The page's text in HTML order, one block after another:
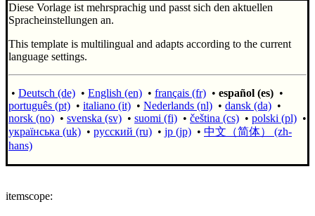
Diese Vorlage ist mehrsprachig und passt sich den aktuellen
Spracheinstellungen an.
This template is multilingual and adapts according to the current
language settings.
• Deutsch (de) • English (en) • français (fr) • español (es) •
português (pt) • italiano (it) • Nederlands (nl) • dansk (da) •
norsk (no) • svenska (sv) • suomi (fi) • čeština (cs) • polski (pl) •
українська (uk) • русский (ru) • jp (jp) • 中文（简体）‎ (zh-
hans)
itemscope: